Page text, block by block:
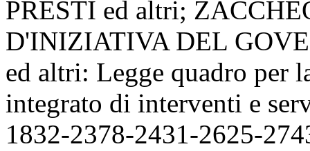
PRESTI ed altri;
D'INIZIATIVA DEL
ed altri: Legge quadro per
integrato di interventi e
1832-2378-2431-2625-